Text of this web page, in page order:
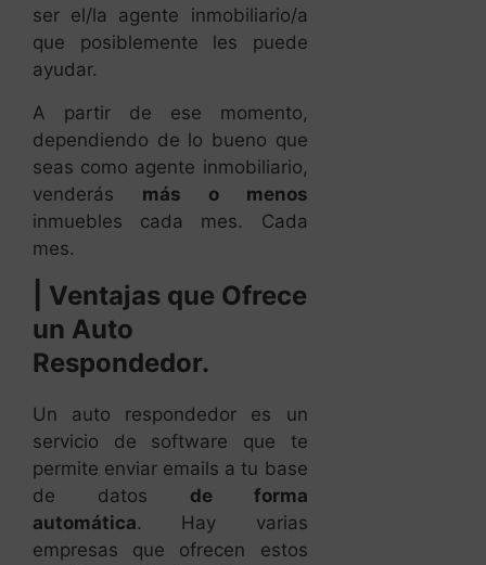
ser el/la agente inmobiliario/a
que posiblemente les puede
ayudar.
A partir de ese momento,
dependiendo de lo bueno que
seas como agente inmobiliario,
venderás más o menos
inmuebles cada mes. Cada
mes.
Ventajas que Ofrece
un Auto
Respondedor.
Un auto respondedor es un
servicio de software que te
permite enviar emails a tu base
de datos de forma
automática. Hay varias
empresas que ofrecen estos